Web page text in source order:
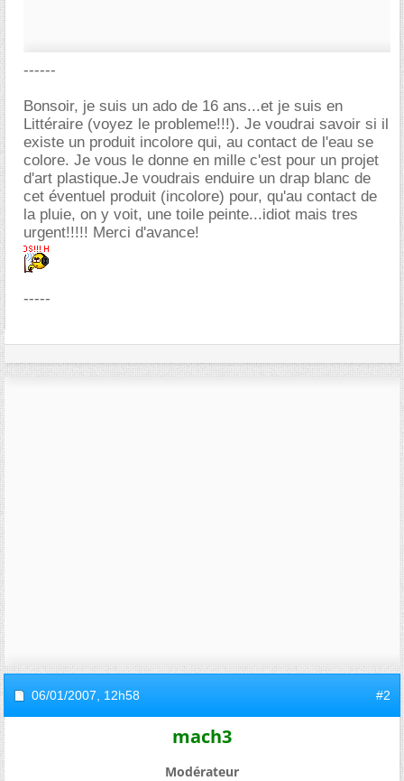
------
Bonsoir, je suis un ado de 16 ans...et je suis en
Littéraire (voyez le probleme!!!). Je voudrai savoir si il
existe un produit incolore qui, au contact de l'eau se
colore. Je vous le donne en mille c'est pour un projet
d'art plastique.Je voudrais enduire un drap blanc de
cet éventuel produit (incolore) pour, qu'au contact de
la pluie, on y voit, une toile peinte...idiot mais tres
urgent!!!!! Merci d'avance!
-----
06/01/2007, 12h58 #2
mach3
Modérateur